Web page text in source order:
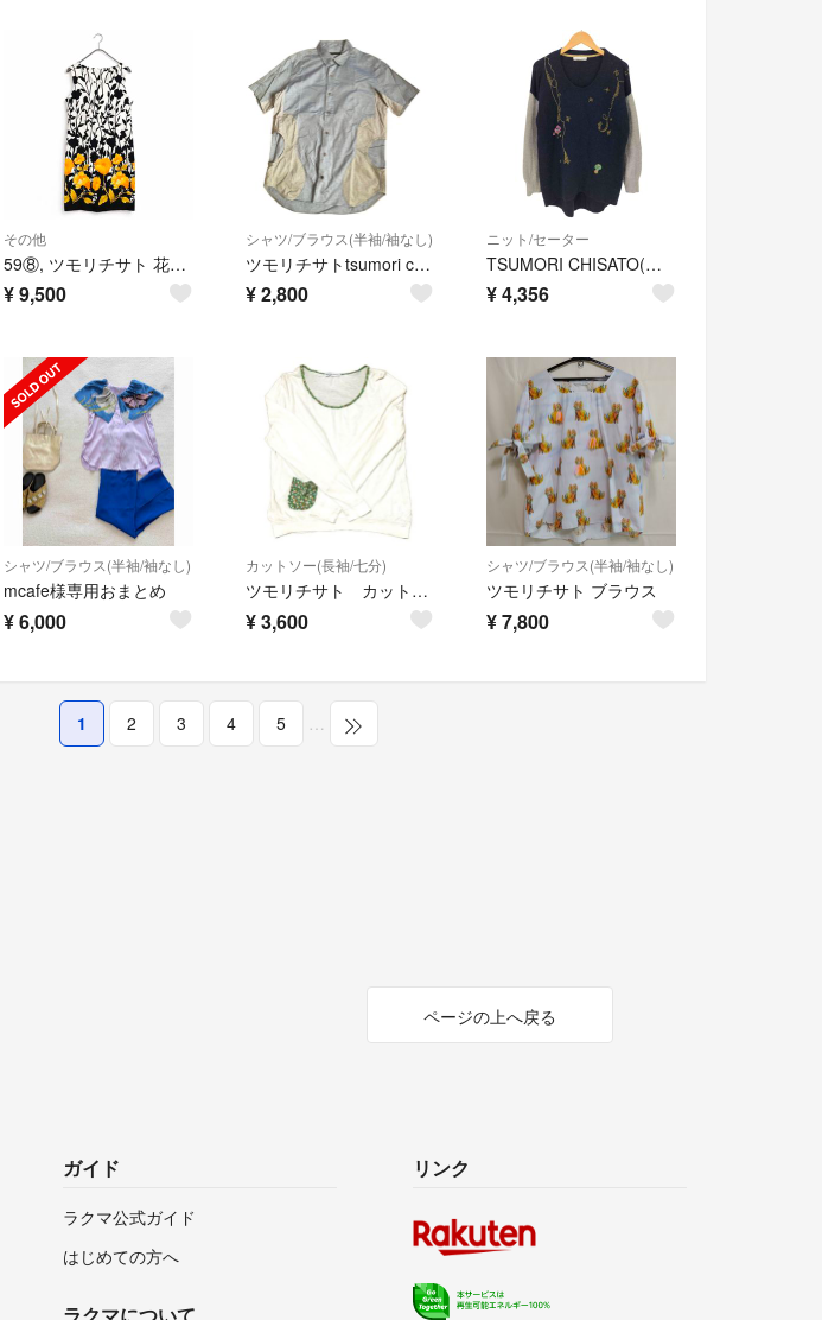
その他
59⑧, ツモリチサト 花柄ワンピース LL
¥9,500
シャツ/ブラウス(半袖/袖なし)
ツモリチサトtsumori chisato半袖シャツ 変形切替デザインブラウス
¥2,800
ニット/セーター
TSUMORI CHISATO(ツモリチサト) レディース トップス
¥4,356
シャツ/ブラウス(半袖/袖なし)
mcafe様専用おまとめ
¥6,000
カットソー(長袖/七分)
ツモリチサト カットソー
¥3,600
シャツ/ブラウス(半袖/袖なし)
ツモリチサト ブラウス
¥7,800
1 2 3 4 5 …
ページの上へ戻る
ガイド
ラクマ公式ガイド
はじめての方へ
リンク